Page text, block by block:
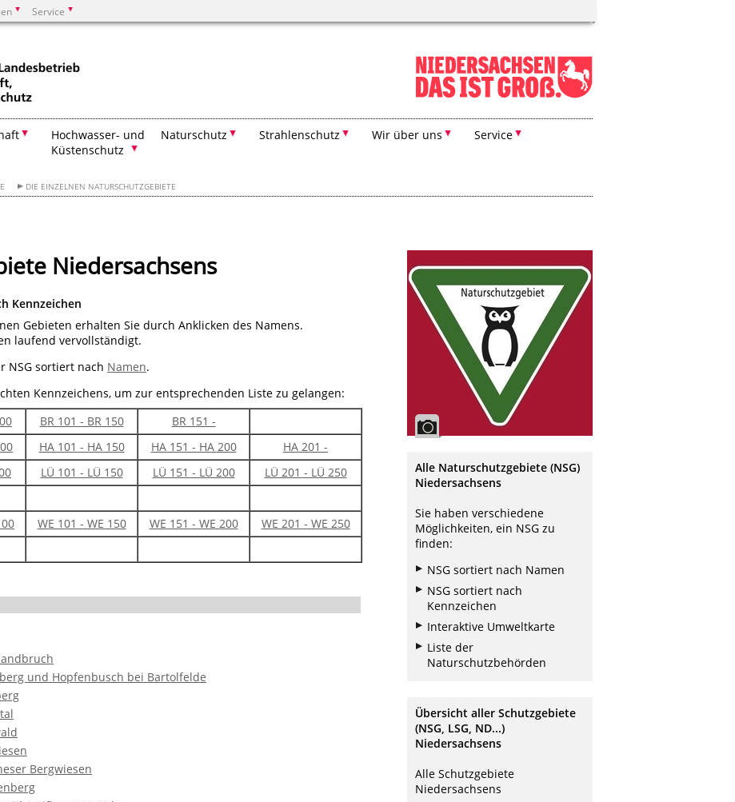
Service
Hochwasser- und
Küstenschutz
Naturschutz Strahlenschutz Wir über uns Service
DIE EINZELNEN NATURSCHUTZGEBIETE
Niedersachsens
Kennzeichen
Gebieten erhalten Sie durch Anklicken des Namens.
laufend vervollständigt.
NSG sortiert nach Namen.
Kennzeichens, um zur entsprechenden Liste zu gelangen:
BR 101 - BR 150
BR 151 -
HA 101 - HA 150 HA 151 - HA 200
HA 201 -
LÜ 101 - LÜ 150 LÜ 151 - LÜ 200
LÜ 201 - LÜ 250
WE 101 - WE 150 WE 151 - WE 200
WE 201 - WE 250
und Hopfenbusch bei Bartolfelde
Bergwiesen
Alle Naturschutzgebiete (NSG)
Niedersachsens
Sie haben verschiedene
Möglichkeiten, ein NSG zu
finden:
NSG sortiert nach Namen
NSG sortiert nach
Kennzeichen
Interaktive Umweltkarte
Liste der
Naturschutzbehörden
Übersicht aller Schutzgebiete
(NSG, LSG, ND...)
Niedersachsens
Alle Schutzgebiete
Niedersachsens